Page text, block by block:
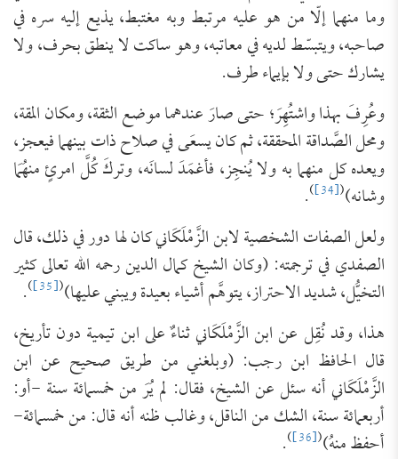
وما منهما إلّا من هو عليه مرتبط وبه مغتبط، يذيع إليه سره في
صاحبه، ويتبسّط لديه في معاتبه، وهو ساكت لا ينطق بحرف، ولا
يشارك حتى ولا بإيماء طرف.
وعُرِفَ بهذا واشتُهِرَ؛ حتى صارَ عندهما موضع الثقة، ومكان ‌المقة،
ومحل الصَّداقة المحققة، ثم كان يسعَى في صلاح ذات بينهما فيعجز،
ويعده كل منهما به ولا يُنجِز، فأغمَدَ لسانَه، وتركَ كُلَّ امرئٍ منهُمَا
وشانه)(
[34]
)
.
ولعل الصفات الشخصية لابن الزَّمْلَكَاني كان لها دور في ذلك، قال
الصفدي في ترجمته: (وكان الشيخ كمال الدين رحمه الله تعالى كثير
‌التخيُّل، شديد الاحتراز، يتوهَّم أشياء بعيدة ويبني عليها)(
[35]
)
.
هذا، وقد نُقِل عن ابن الزَّمْلَكَاني ثناءٌ على ابن تيمية دون تأريخ،
قال الحافظ ابن رجب: (وبلغني من طريق صحيح عن ابن
الزَّمْلَكَاني أنه سئل عن الشيخ، فقال: لم يُرَ من خمسمائة سنة -أو:
أربعمائة سنة، الشك من الناقل، وغالب ظنه أنه قال: من خمسمائة-
‌أحفظ ‌منهُ)(
[36]
)
.